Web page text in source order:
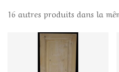
16 autres produits dans la